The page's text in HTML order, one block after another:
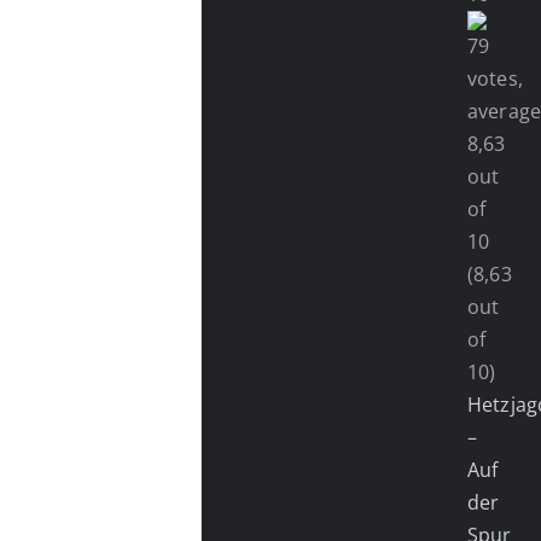
(8,63
out
of
10)
–
Auf
der
Spur